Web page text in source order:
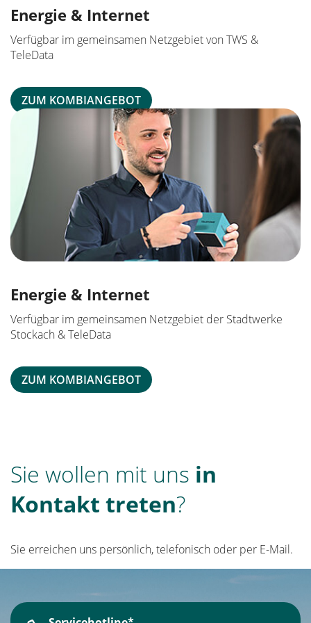
Energie & Internet
Verfügbar im gemeinsamen Netzgebiet von TWS &
TeleData
ZUM KOMBIANGEBOT
Energie & Internet
Verfügbar im gemeinsamen Netzgebiet der Stadtwerke
Stockach & TeleData
ZUM KOMBIANGEBOT
Sie wollen mit uns in
Kontakt treten?
Sie erreichen uns persönlich, telefonisch oder per E-Mail.